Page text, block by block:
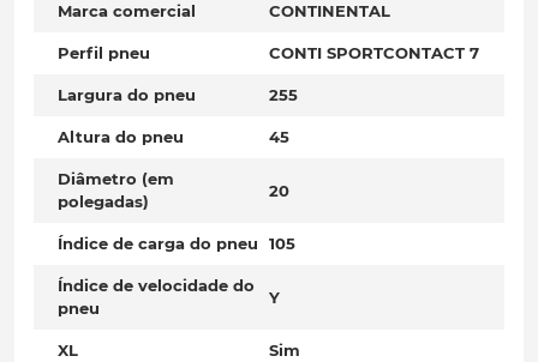
Marca comercial CONTINENTAL
Perfil pneu CONTI SPORTCONTACT 7
Largura do pneu 255
Altura do pneu 45
Diâmetro (em
polegadas)
20
Índice de carga do pneu 105
Índice de velocidade do
pneu
Y
XL Sim